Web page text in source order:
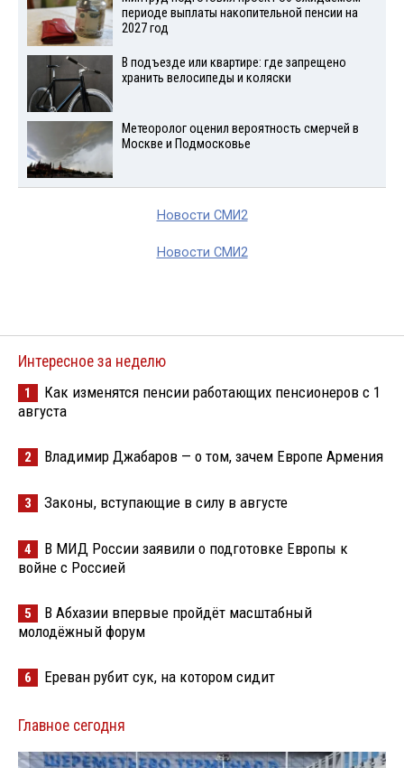
периоде выплаты накопительной пенсии на
2027 год
В подъезде или квартире: где запрещено
хранить велосипеды и коляски
Метеоролог оценил вероятность смерчей в
Москве и Подмосковье
Новости СМИ2
Новости СМИ2
Интересное за неделю
1
Как изменятся пенсии работающих пенсионеров с 1
августа
2 Владимир Джабаров — о том, зачем Европе Армения
3 Законы, вступающие в силу в августе
4
В МИД России заявили о подготовке Европы к
войне с Россией
5
В Абхазии впервые пройдёт масштабный
молодёжный форум
6 Ереван рубит сук, на котором сидит
Главное сегодня